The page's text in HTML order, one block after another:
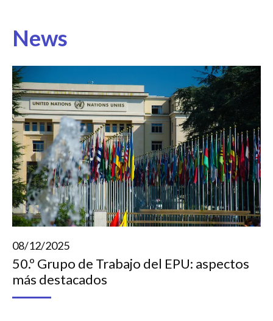
News
08/12/2025
50.º Grupo de Trabajo del EPU: aspectos
más destacados